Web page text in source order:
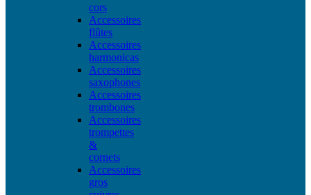
cors
Accessoires
flûtes
Accessoires
harmonicas
Accessoires
saxophones
Accessoires
trombones
Accessoires
trompettes
&
cornets
Accessoires
gros